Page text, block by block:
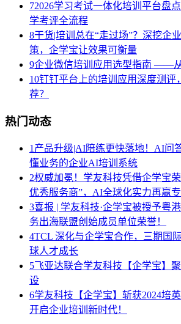
72026学习考试一体化培训平台盘
学考评全流程
8干货|培训总在“走过场”？深挖企
策，企学宝让效果可衡量
9企业微信培训应用选型指南 ——
10钉钉平台上的培训应用深度测评
荐？
热门动态
1 产品升级|AI陪练更快落地！AI
懂业务的企业AI培训系统
2权威加冕！学友科技凭借企学宝
优秀服务商”，AI全球化实力再赢专
3喜报 | 学友科技·企学宝被授予粤
务出海联盟创始成员单位荣誉！
4TCL 深化与企学宝合作，三期国
球人才成长
5飞亚达联合学友科技【企学宝】
设
6学友科技【企学宝】斩获2024培英
开启企业培训新时代！